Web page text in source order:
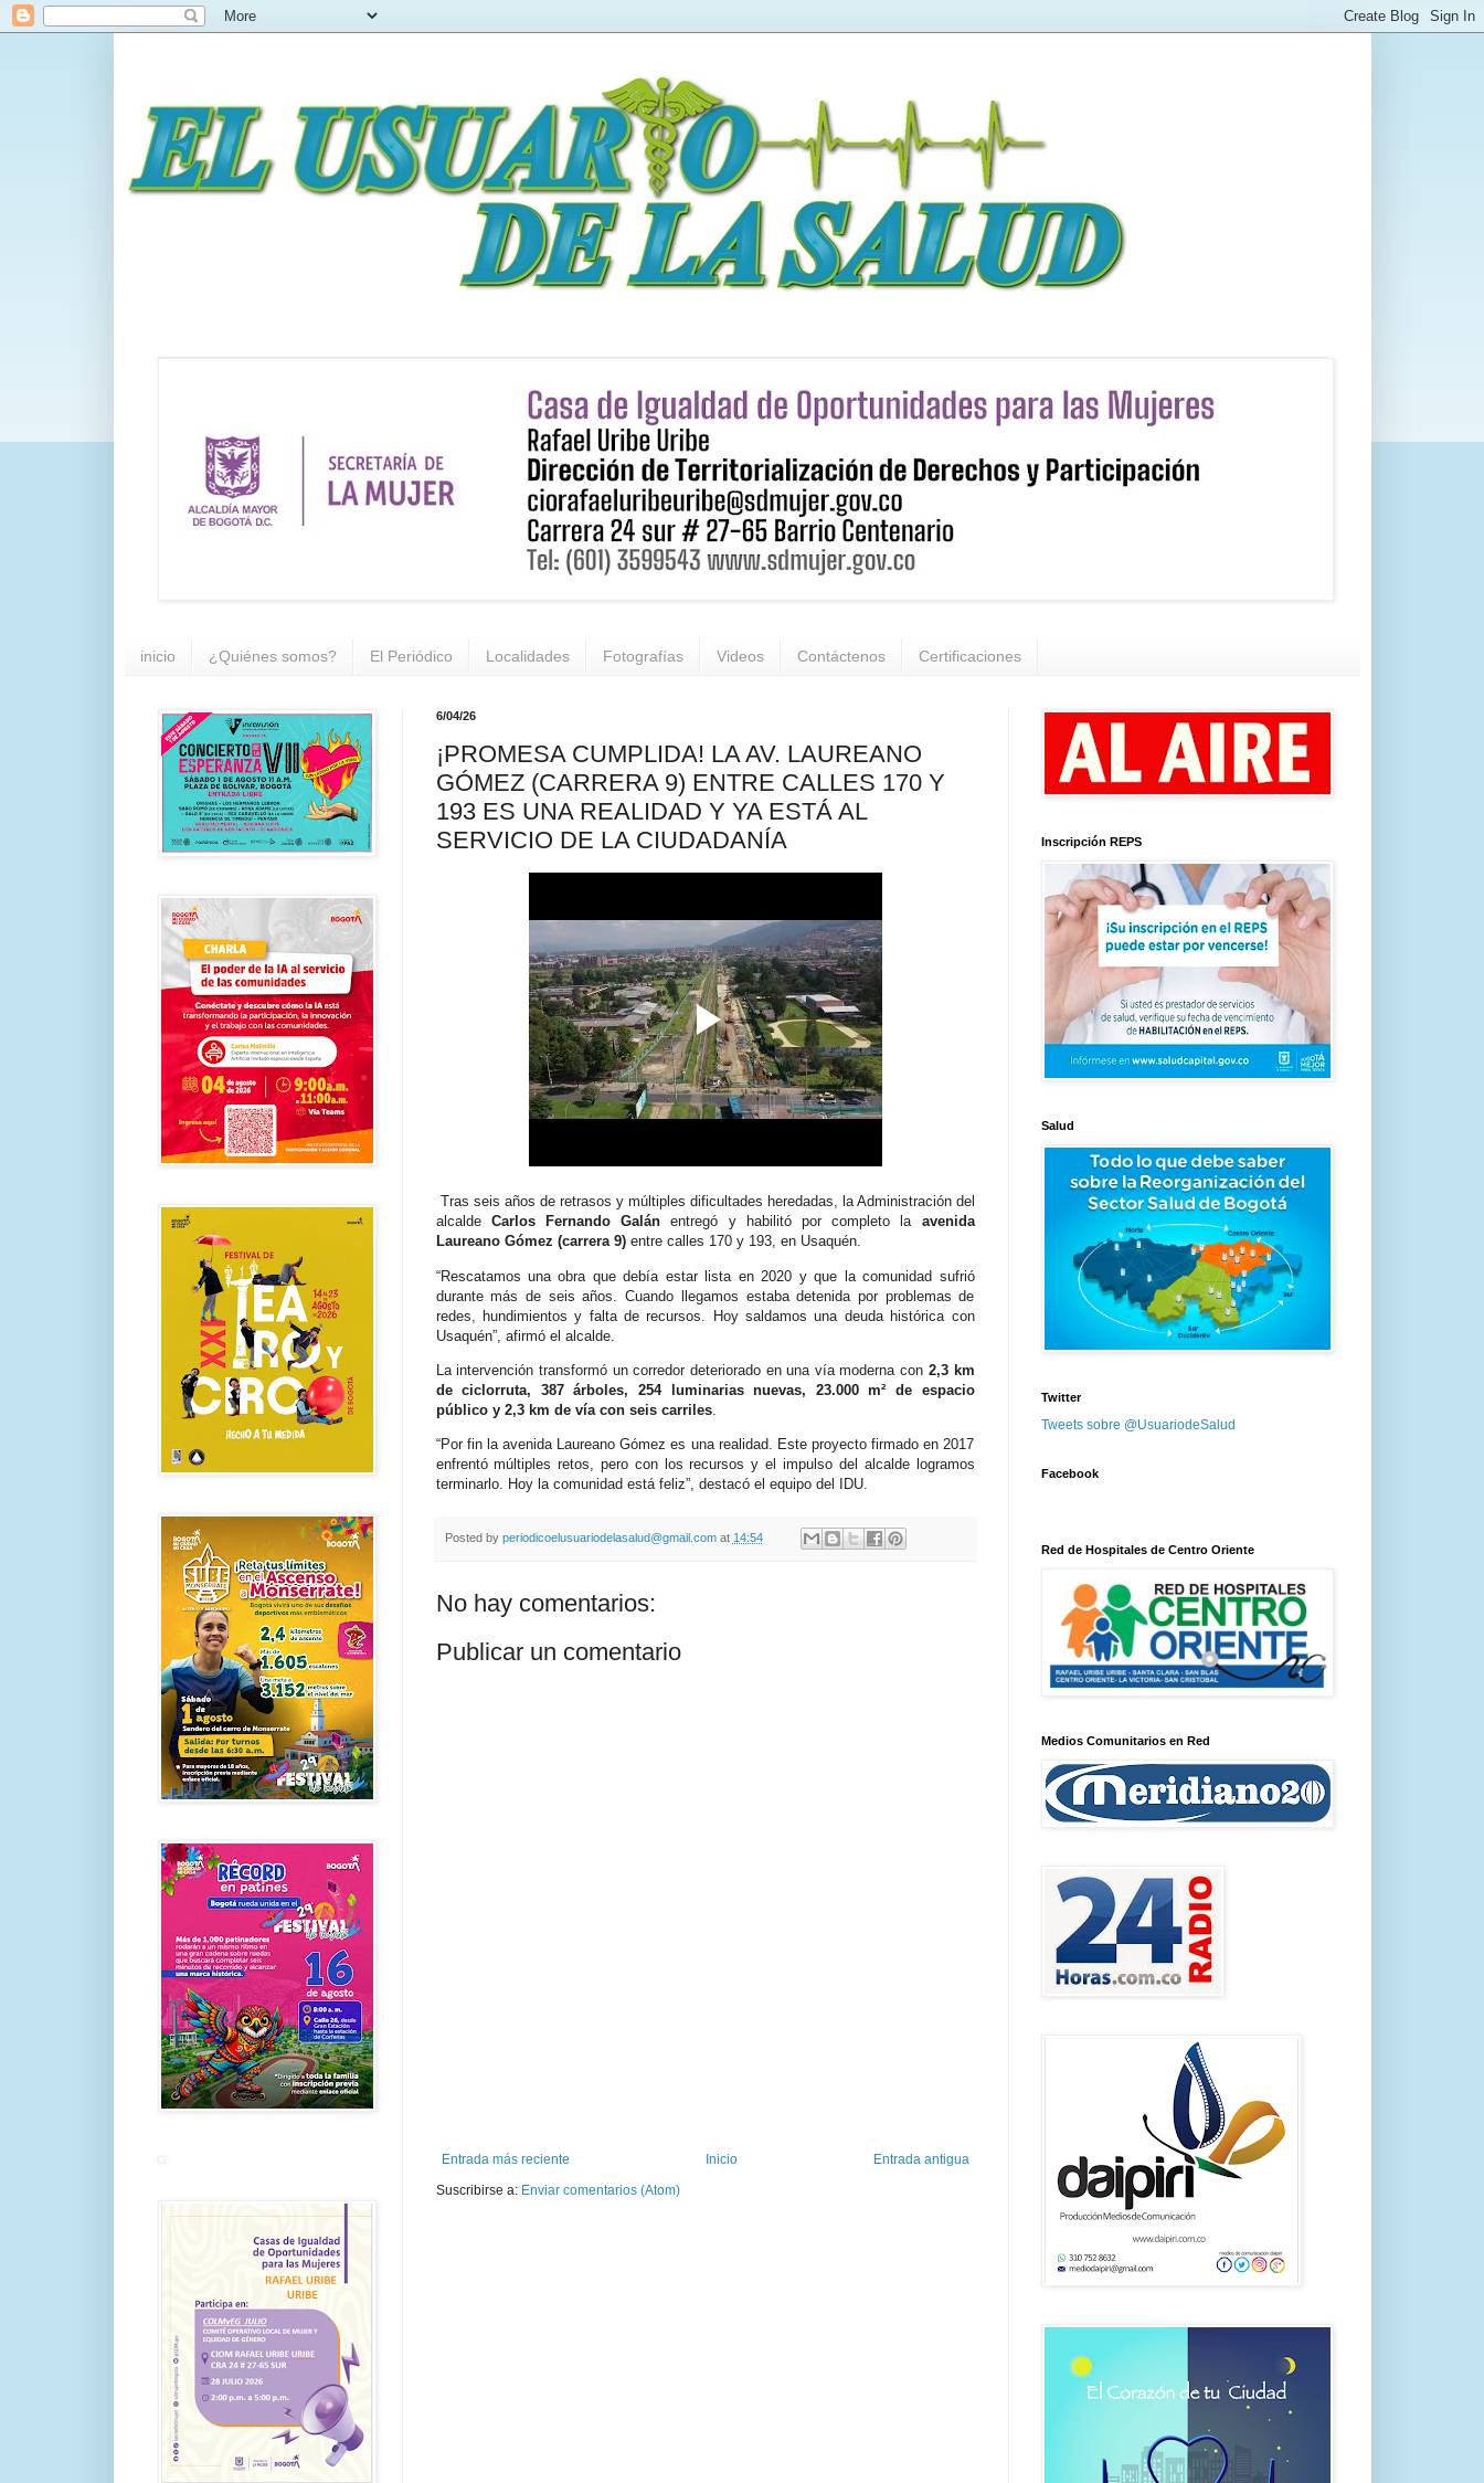
inicio ¿Quiénes somos? El Periódico Localidades Fotografías Videos Contáctenos Certificaciones
6/04/26
¡PROMESA CUMPLIDA! LA AV. LAUREANO
GÓMEZ (CARRERA 9) ENTRE CALLES 170 Y
193 ES UNA REALIDAD Y YA ESTÁ AL
SERVICIO DE LA CIUDADANÍA
Tras seis años de retrasos y múltiples dificultades heredadas, la Administración del
alcalde Carlos Fernando Galán entregó y habilitó por completo la avenida
Laureano Gómez (carrera 9) entre calles 170 y 193, en Usaquén.
“Rescatamos una obra que debía estar lista en 2020 y que la comunidad sufrió
durante más de seis años. Cuando llegamos estaba detenida por problemas de
redes, hundimientos y falta de recursos. Hoy saldamos una deuda histórica con
Usaquén”, afirmó el alcalde.
La intervención transformó un corredor deteriorado en una vía moderna con 2,3 km
de ciclorruta, 387 árboles, 254 luminarias nuevas, 23.000 m² de espacio
público y 2,3 km de vía con seis carriles.
“Por fin la avenida Laureano Gómez es una realidad. Este proyecto firmado en 2017
enfrentó múltiples retos, pero con los recursos y el impulso del alcalde logramos
terminarlo. Hoy la comunidad está feliz”, destacó el equipo del IDU.
Posted by periodicoelusuariodelasalud@gmail.com at 14:54
No hay comentarios:
Publicar un comentario
Entrada más reciente Entrada antigua
Inicio
Suscribirse a: Enviar comentarios (Atom)
Inscripción REPS
Salud
Twitter
Tweets sobre @UsuariodeSalud
Facebook
Red de Hospitales de Centro Oriente
Medios Comunitarios en Red